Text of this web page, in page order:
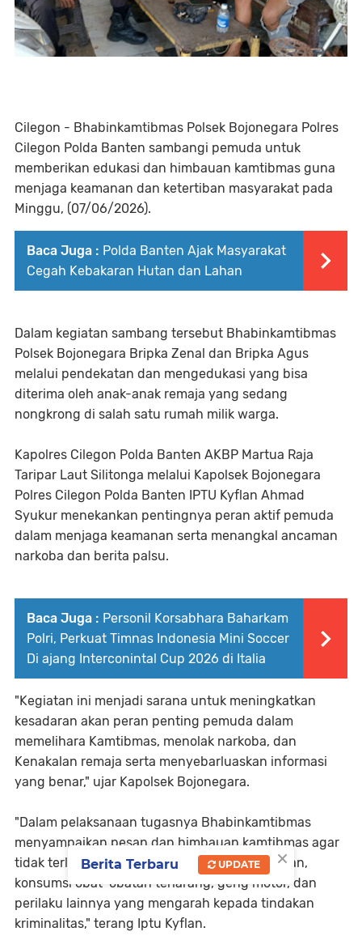
Cilegon - Bhabinkamtibmas Polsek Bojonegara Polres
Cilegon Polda Banten sambangi pemuda untuk
memberikan edukasi dan himbauan kamtibmas guna
menjaga keamanan dan ketertiban masyarakat pada
Minggu, (07/06/2026).
Baca Juga : Polda Banten Ajak Masyarakat
Cegah Kebakaran Hutan dan Lahan
Dalam kegiatan sambang tersebut Bhabinkamtibmas
Polsek Bojonegara Bripka Zenal dan Bripka Agus
melalui pendekatan dan mengedukasi yang bisa
diterima oleh anak-anak remaja yang sedang
nongkrong di salah satu rumah milik warga.
Kapolres Cilegon Polda Banten AKBP Martua Raja
Taripar Laut Silitonga melalui Kapolsek Bojonegara
Polres Cilegon Polda Banten IPTU Kyflan Ahmad
Syukur menekankan pentingnya peran aktif pemuda
dalam menjaga keamanan serta menangkal ancaman
narkoba dan berita palsu.
Baca Juga : Personil Korsabhara Baharkam
Polri, Perkuat Timnas Indonesia Mini Soccer
Di ajang Interconintal Cup 2026 di Italia
"Kegiatan ini menjadi sarana untuk meningkatkan
kesadaran akan peran penting pemuda dalam
memelihara Kamtibmas, menolak narkoba, dan
Kenakalan remaja serta menyebarluaskan informasi
yang benar," ujar Kapolsek Bojonegara.
"Dalam pelaksanaan tugasnya Bhabinkamtibmas
menyampaikan pesan dan himbauan kamtibmas agar
tidak terlibat tindak kriminalitas seperti tawuran,
konsumsi obat-obatan terlarang, geng motor, dan
perilaku lainnya yang mengarah kepada tindakan
kriminalitas," terang Iptu Kyflan.
×
Berita Terbaru UPDATE